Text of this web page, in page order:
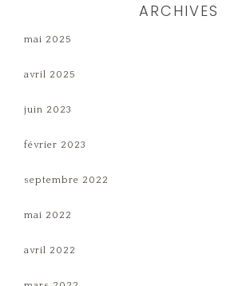
ARCHIVES
mai 2025
avril 2025
juin 2023
février 2023
septembre 2022
mai 2022
avril 2022